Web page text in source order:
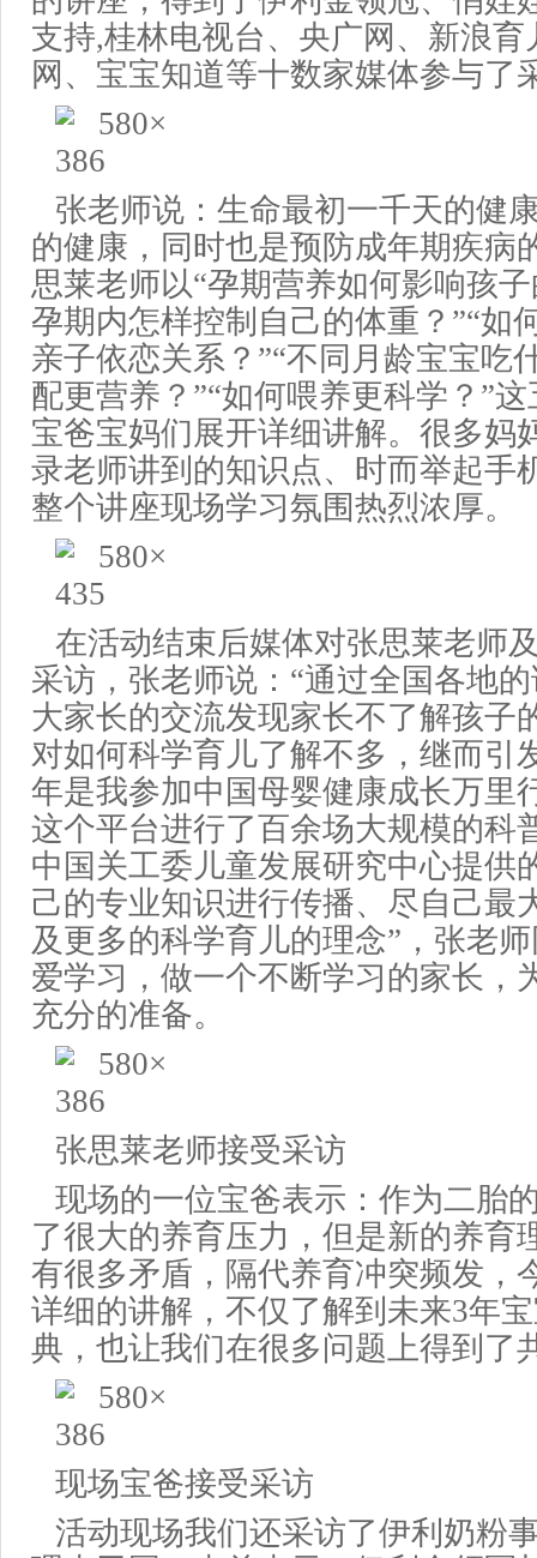
支持,桂林电视台、 央广网 、 新浪育
网、宝宝知道等十数家媒体参与了
张老师说： 生命最初一千天的健
的健康，同时也是预防成年期疾病
思莱老师以“孕期营养如何影响孩
孕期内怎样控制自己的体重？”“如
亲子依恋关系？”“不同月龄宝宝吃
配更营养？”“如何喂养更科学？”
宝爸宝妈们展开详细讲解。很多妈
录老师讲到的知识点、时而举起手
整个讲座现场学习氛围热烈浓厚。
在活动结束后媒体对张思莱老师
采访 ，张老师说：“通过全国各地
大家长的交流发现家长不了解孩子
对如何科学育儿了解不多，继而引
年是我参加中国母婴健康成长万里
这个平台进行了百余场大规模的科
中国 关工委儿童发展研究中心提供
己的专业知识进行传播、 尽自己最
及更多的科学育儿的理念” ， 张老
爱学习，做一个不断学习的家长，
充分的准备。
张思莱老师接受采访
现场的一位宝爸表示 ： 作为二胎
了很大的养育压力，但是新的养育
有很多矛盾，隔代养育冲突频发 ，
详细的讲解， 不仅 了解到未来3年
典， 也让我们在很多问题上得到了
现场宝爸接受采访
活动现场我们还采访了伊利奶粉